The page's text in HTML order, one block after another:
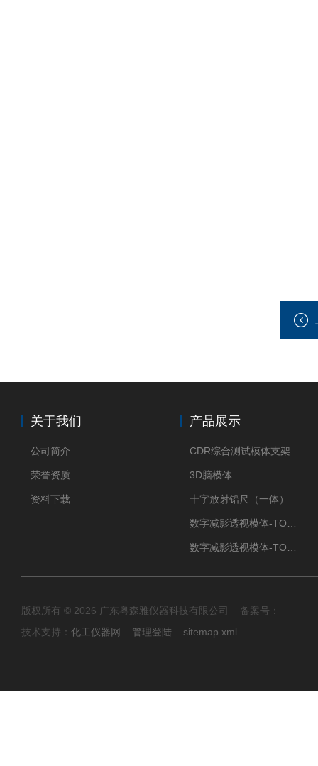
关于我们
公司简介
荣誉资质
资料下载
产品展示
CDR综合测试模体支架
3D脑模体
十字放射铅尺（一体）
版权所有 © 2026 广东粤森雅仪器科技有限公司 备案号：
技术支持： 化工仪器网 管理登陆 sitemap.xml